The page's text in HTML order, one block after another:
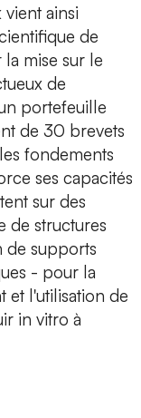
ainsi
de
la mise sur le
de
portefeuille
de 30 brevets
fondements
ses capacités
sur des
de structures
de supports
- pour la
et l'utilisation de
in vitro à